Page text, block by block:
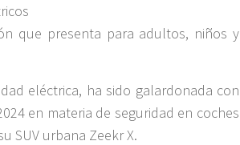
que presenta para adultos, niños y
eléctrica, ha sido galardonada con
en materia de seguridad en coches
su SUV urbana Zeekr X.